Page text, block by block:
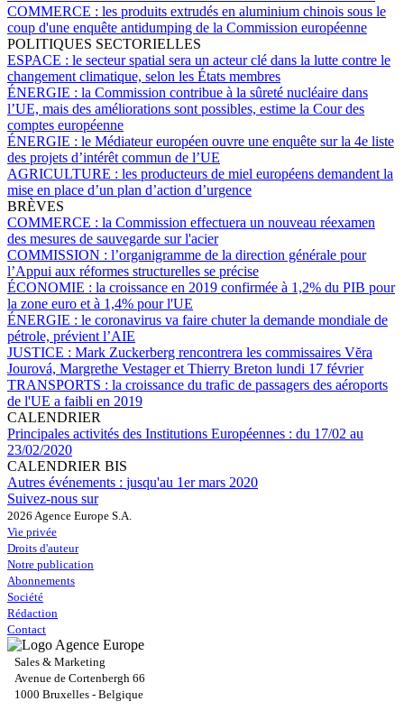
COMMERCE : les produits extrudés en aluminium chinois sous le
coup d'une enquête antidumping de la Commission européenne
POLITIQUES SECTORIELLES
ESPACE : le secteur spatial sera un acteur clé dans la lutte contre le
changement climatique, selon les États membres
ÉNERGIE : la Commission contribue à la sûreté nucléaire dans
l’UE, mais des améliorations sont possibles, estime la Cour des
comptes européenne
ÉNERGIE : le Médiateur européen ouvre une enquête sur la 4e liste
des projets d’intérêt commun de l’UE
AGRICULTURE : les producteurs de miel européens demandent la
mise en place d’un plan d’action d’urgence
BRÈVES
COMMERCE : la Commission effectuera un nouveau réexamen
des mesures de sauvegarde sur l'acier
COMMISSION : l’organigramme de la direction générale pour
l’Appui aux réformes structurelles se précise
ÉCONOMIE : la croissance en 2019 confirmée à 1,2% du PIB pour
la zone euro et à 1,4% pour l'UE
ÉNERGIE : le coronavirus va faire chuter la demande mondiale de
pétrole, prévient l’AIE
JUSTICE : Mark Zuckerberg rencontrera les commissaires Vĕra
Jourová, Margrethe Vestager et Thierry Breton lundi 17 février
TRANSPORTS : la croissance du trafic de passagers des aéroports
de l'UE a faibli en 2019
CALENDRIER
Principales activités des Institutions Européennes : du 17/02 au
23/02/2020
CALENDRIER BIS
Autres événements : jusqu'au 1er mars 2020
Suivez-nous sur
2026 Agence Europe S.A.
Vie privée
Droits d'auteur
Notre publication
Abonnements
Société
Rédaction
Contact
Sales & Marketing
Avenue de Cortenbergh 66
1000 Bruxelles - Belgique